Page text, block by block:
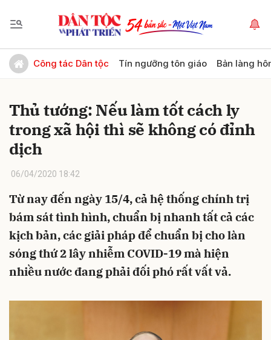
Công tác Dân tộc Tín ngưỡng tôn giáo Bản làng
Thủ tướng: Nếu làm tốt cách ly
trong xã hội thì sẽ không có đỉnh
dịch
06/04/2020 18:42
Từ nay đến ngày 15/4, cả hệ thống chính trị
bám sát tình hình, chuẩn bị nhanh tất cả các
kịch bản, các giải pháp để chuẩn bị cho làn
sóng thứ 2 lây nhiễm COVID-19 mà hiện
nhiều nước đang phải đối phó rất vất vả.
Gửi bình luận